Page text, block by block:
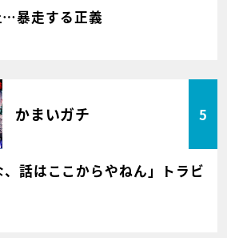
暴走する正義
かまいガチ 5
話はここからやねん」トラビ